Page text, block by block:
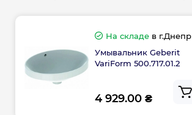
Цвет Белый
На складе в г.Днепр
Умывальник Geberit
VariForm 500.717.01.2
4 929.00 ₴